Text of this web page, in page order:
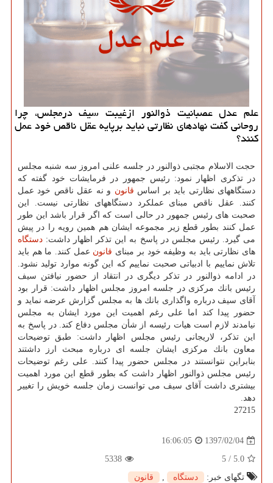
علم عدل عصبانیت ذوالنور ازغیبت سیف درمجلس، چرا
روحانی گفت نهادهای نظارتی نباید برپایه عقل ناقص خود عمل
كنند؟
حجت الاسلام مجتبی ذوالنور در جلسه علنی امروز سه شنبه مجلس
در تذكری اظهار نمود: رئیس جمهور در فرمایشات خود گفته كه
دستگاههای نظارتی باید بر اساس قانون و نه عقل ناقص خود عمل
كنند. عقل ناقص مبنای عملكرد دستگاههای نظارتی نیست. این
صحبت های رئیس جمهور در حالی است كه اگر قرار باشد این طور
عمل كنند بطور قطع زیر مجموعه ایشان هم همین رویه را در پیش
می گیرد. رئیس مجلس در پاسخ به این تذكر اظهار داشت: دستگاه
های نظارتی باید به وظیفه خود بر مبنای قانون عمل كنند. ما هم باید
تلاش نماییم با ادبیاتی صحبت نماییم كه این گونه موارد تولید نشود.
در ادامه ذوالنور در تذكر دیگری در انتقاد از حضور نیافتن سیف
رئیس بانك مركزی در جلسه امروز مجلس اظهار داشت: قرار بود
آقای سیف درباره واگذاری بانك ها به مجلس گزارش عرضه نماید و
حضور پیدا كند اما علی رغم اهمیت این مورد ایشان به مجلس
نیامدند لازم است هیات رئیسه از شأن مجلس دفاع كند. در پاسخ به
این تذكر، لاریجانی رئیس مجلس اظهار داشت: طبق توضیحات
معاون بانك مركزی ایشان جلسه ای درباره مبحث ارز داشتند
بنابراین نتوانستند در مجلس حضور پیدا كنند. علی رغم توضیحات
رئیس مجلس ذوالنور اظهار داشت كه بطور قطع این مورد اهمیت
بیشتری داشت آقای سیف می توانست زمان جلسه خویش را تغییر
دهد.
27215
1397/02/04
16:06:05
5.0
/
5
5338
تگهای خبر:
دستگاه , قانون